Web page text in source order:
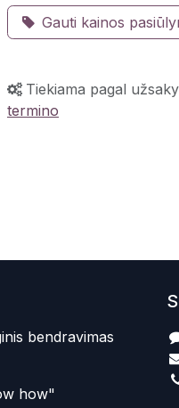
Gauti kainos
Tiekiama pagal
termino
bendravimas
how"